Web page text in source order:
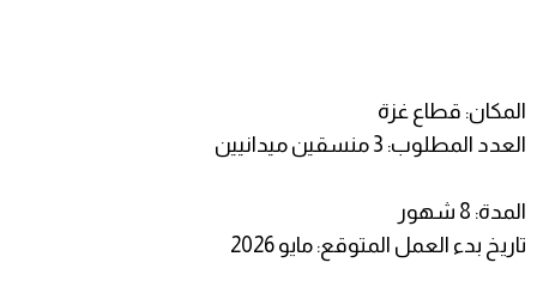
المكان: قطاع غزة
العدد المطلوب: 3 منسقين ميدانيين
المدة: 8 شهور
تاريخ بدء العمل المتوقع: مايو 2026